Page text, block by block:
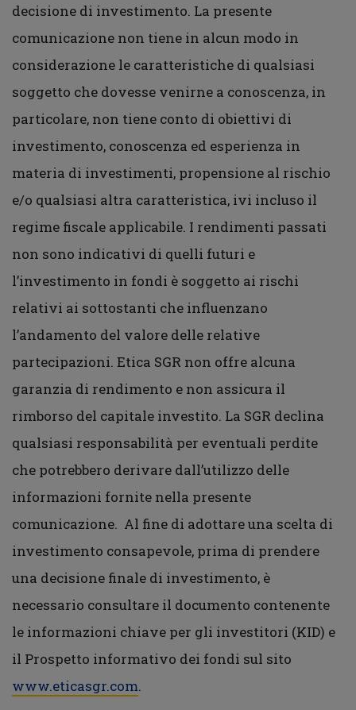
decisione di investimento. La presente
comunicazione non tiene in alcun modo in
considerazione le caratteristiche di qualsiasi
soggetto che dovesse venirne a conoscenza, in
particolare, non tiene conto di obiettivi di
investimento, conoscenza ed esperienza in
materia di investimenti, propensione al rischio
e/o qualsiasi altra caratteristica, ivi incluso il
regime fiscale applicabile. I rendimenti passati
non sono indicativi di quelli futuri e
l’investimento in fondi è soggetto ai rischi
relativi ai sottostanti che influenzano
l’andamento del valore delle relative
partecipazioni. Etica SGR non offre alcuna
garanzia di rendimento e non assicura il
rimborso del capitale investito. La SGR declina
qualsiasi responsabilità per eventuali perdite
che potrebbero derivare dall’utilizzo delle
informazioni fornite nella presente
comunicazione. Al fine di adottare una scelta di
investimento consapevole, prima di prendere
una decisione finale di investimento, è
necessario consultare il documento contenente
le informazioni chiave per gli investitori (KID) e
il Prospetto informativo dei fondi sul sito
www.eticasgr.com.